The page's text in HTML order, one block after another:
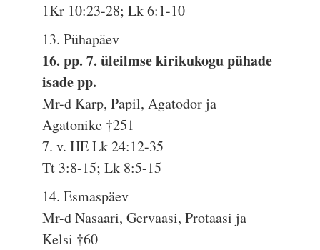
1Kr 10:23-28; Lk 6:1-10
13. Pühapäev
16. pp. 7. üleilmse kirikukogu pühade
isade pp.
Mr-d Karp, Papil, Agatodor ja
Agatonike †251
7. v. HE Lk 24:12-35
Tt 3:8-15; Lk 8:5-15
14. Esmaspäev
Mr-d Nasaari, Gervaasi, Protaasi ja
Kelsi †60